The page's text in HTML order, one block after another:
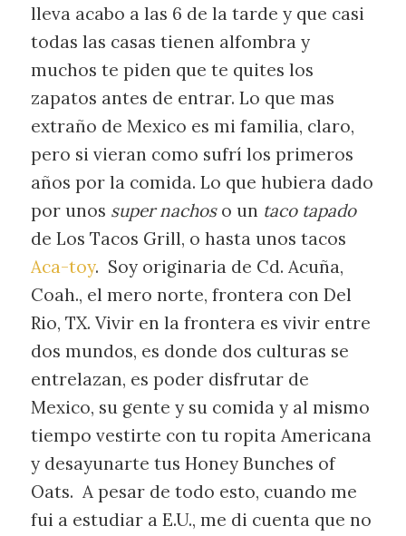
lleva acabo a las 6 de la tarde y que casi
todas las casas tienen alfombra y
muchos te piden que te quites los
zapatos antes de entrar. Lo que mas
extraño de Mexico es mi familia, claro,
pero si vieran como sufrí los primeros
años por la comida. Lo que hubiera dado
por unos super nachoso un taco tapado
de Los Tacos Grill, o hasta unos tacos
Aca-toy. Soy originaria de Cd. Acuña,
Coah., el mero norte, frontera con Del
Rio, TX. Vivir en la frontera es vivir entre
dos mundos, es donde dos culturas se
entrelazan, es poder disfrutar de
Mexico, su gente y su comida y al mismo
tiempo vestirte con tu ropita Americana
y desayunarte tus Honey Bunches of
Oats. A pesar de todo esto, cuando me
fui a estudiar a E.U., me di cuenta que no